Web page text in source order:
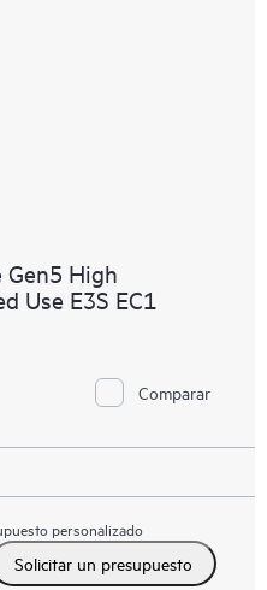
Gen5 High
Use E3S EC1
Comparar
personalizado
Solicitar un presupuesto